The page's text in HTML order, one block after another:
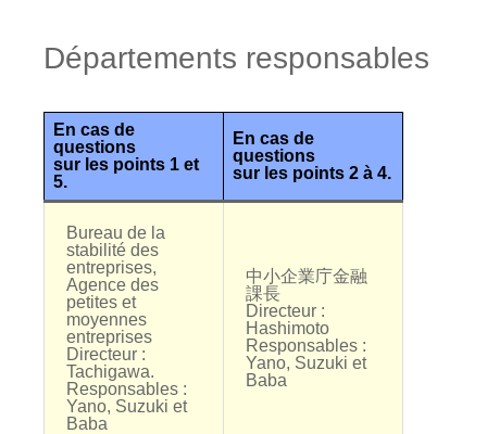
Départements responsables
En cas de
questions
sur les points 1 et
5.
En cas de
questions
sur les points 2 à 4.
Bureau de la
stabilité des
entreprises,
Agence des
petites et
moyennes
entreprises
Directeur :
Tachigawa.
Responsables :
Yano, Suzuki et
Baba
中小企業庁金融
課長
Directeur :
Hashimoto
Responsables :
Yano, Suzuki et
Baba